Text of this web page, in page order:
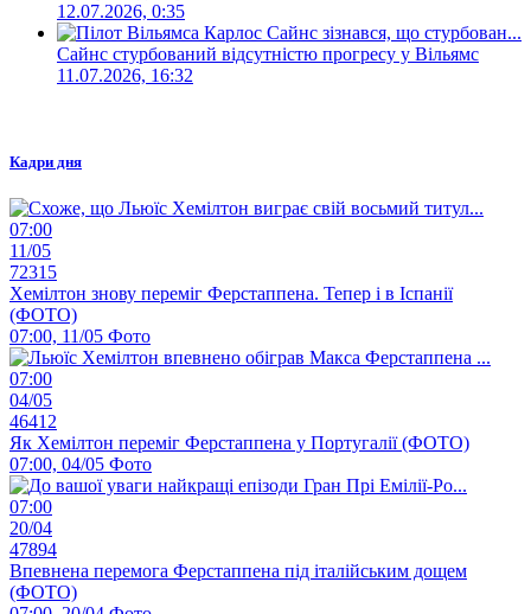
12.07.2026, 0:35
Сайнс стурбований відсутністю прогресу у Вільямс
11.07.2026, 16:32
Кадри дня
07:00
11/05
72315
Хемілтон знову переміг Ферстаппена. Тепер і в Іспанії
(ФОТО)
07:00, 11/05 Фото
07:00
04/05
46412
Як Хемілтон переміг Ферстаппена у Португалії (ФОТО)
07:00, 04/05 Фото
07:00
20/04
47894
Впевнена перемога Ферстаппена під італійським дощем
(ФОТО)